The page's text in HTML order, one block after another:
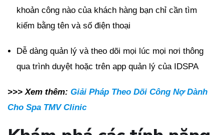
khoản công nào của khách hàng bạn chỉ cần tìm
kiếm bằng tên và số điện thoại
Dễ dàng quản lý và theo dõi mọi lúc mọi nơi thông
qua trình duyệt hoặc trên app quản lý của IDSPA
>>> Xem thêm: Giải Pháp Theo Dõi Công Nợ Dành
Cho Spa TMV Clinic